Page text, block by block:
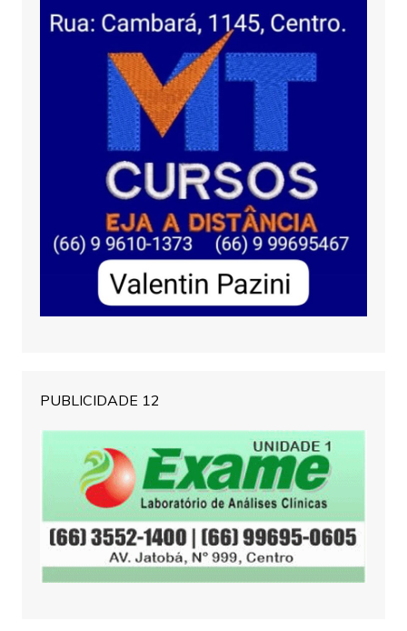
PUBLICIDADE 12